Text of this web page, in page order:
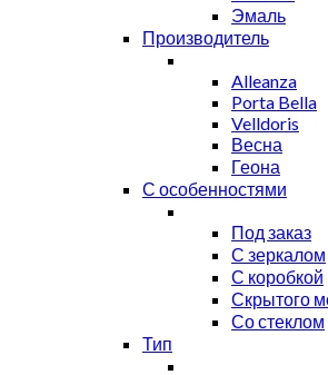
Эмаль
Производитель
Alleanza
Porta Bella
Velldoris
Весна
Геона
С особенностями
Под заказ
С зеркалом
С коробкой
Скрытого
Со стеклом
Тип